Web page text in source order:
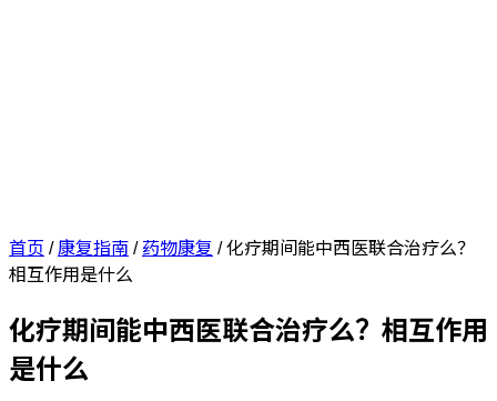
首页 /康复指南/ 药物康复 /化疗期间能中西医联合治疗么？
相互作用是什么
化疗期间能中西医联合治疗么？相互作用
是什么